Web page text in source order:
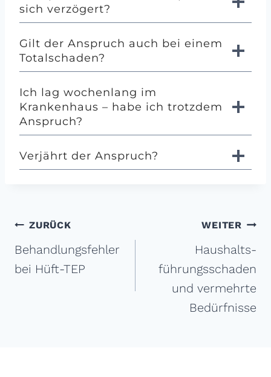
sich verzögert?
Gilt der Anspruch auch bei einem
Totalschaden?
Ich lag wochenlang im
Krankenhaus – habe ich trotzdem
Anspruch?
Verjährt der Anspruch?
Beitragsnavigation
ZURÜCK
Behandlungs­fehler
bei Hüft-TEP
WEITER
Haushalts­
führungs­schaden
und vermehrte
Bedürfnisse